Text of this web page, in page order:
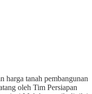
tanah pembangunan
oleh Tim Persiapan